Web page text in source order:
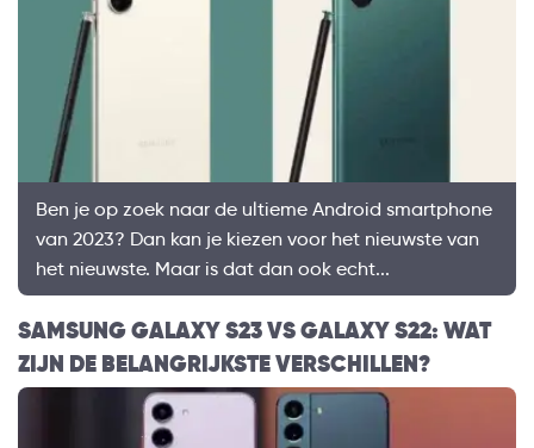
Ben je op zoek naar de ultieme Android smartphone
van 2023? Dan kan je kiezen voor het nieuwste van
het nieuwste. Maar is dat dan ook echt...
SAMSUNG GALAXY S23 VS GALAXY S22: WAT
ZIJN DE BELANGRIJKSTE VERSCHILLEN?